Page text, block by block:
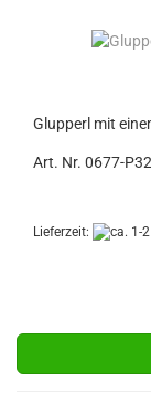
Glupperl mit
Art. Nr. 0677-P32
Lieferzeit: